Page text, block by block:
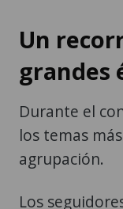
Un
grandes
Durante el
los temas
agrupación.
Los